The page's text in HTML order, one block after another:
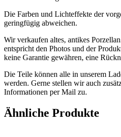
Die Farben und Lichteffekte der
geringfügig abweichen.
Wir verkaufen altes, antikes
entspricht den Photos und der
keine Garantie gewähren, eine
Die Teile können alle in unserem
werden. Gerne stellen wir auch
Informationen per Mail zu.
Ähnliche Produkte